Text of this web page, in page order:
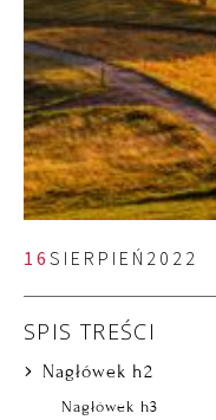
16 SIERPIEŃ 2022
SPIS TREŚCI
Nagłówek h2
Nagłówek h3